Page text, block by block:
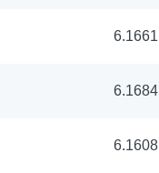
6.1661
6.1684
6.1608